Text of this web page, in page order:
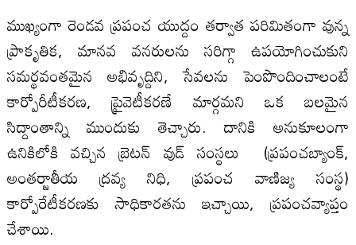
ముఖ్యంగా రెండవ ప్రపంచ యుద్దం తర్వాత పరిమితంగా వున్న
ప్రాకృతిక, మానవ వనరులను సరిగ్గా ఉపయోగించుకుని
సమర్థవంతమైన అభివృద్దిని, సేవలను పెంపొందించాలంటే
కార్పోరీటీకరణ, ప్రైవెటీకరణే మార్గమని ఒక బలమైన
సిద్దాంతాన్ని ముందుకు తెచ్చారు. దానికి అనుకూలంగా
ఉనికిలోకి వచ్చిన బ్రెటన్ వుడ్ సంస్థలు (ప్రపంచబ్యాంక్,
అంతర్జాతీయ ద్రవ్య నిధి, ప్రపంచ వాణిజ్య సంస్థ)
కార్పోరేటీకరణకు సాధికారతను ఇచ్చాయి, ప్రపంచవ్యాప్తం
చేశాయి.